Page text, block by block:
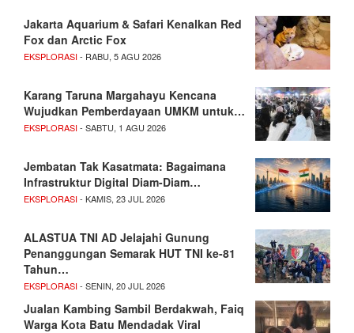
Jakarta Aquarium & Safari Kenalkan Red
Fox dan Arctic Fox
EKSPLORASI- RABU, 5 AGU 2026
Karang Taruna Margahayu Kencana
Wujudkan Pemberdayaan UMKM untuk…
EKSPLORASI- SABTU, 1 AGU 2026
Jembatan Tak Kasatmata: Bagaimana
Infrastruktur Digital Diam-Diam…
EKSPLORASI- KAMIS, 23 JUL 2026
ALASTUA TNI AD Jelajahi Gunung
Penanggungan Semarak HUT TNI ke-81
Tahun…
EKSPLORASI- SENIN, 20 JUL 2026
Jualan Kambing Sambil Berdakwah, Faiq
Warga Kota Batu Mendadak Viral